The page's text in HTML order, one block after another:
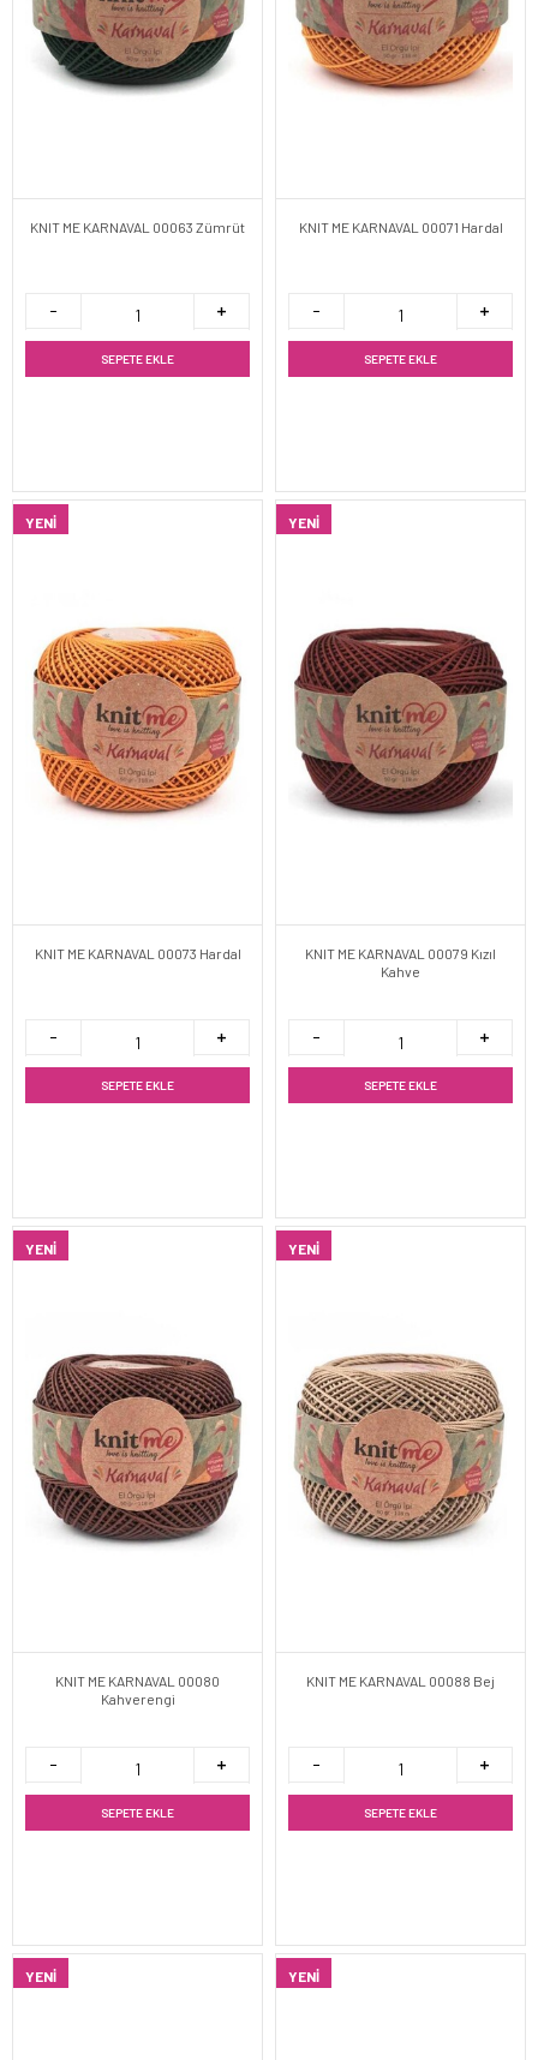
KNIT ME KARNAVAL 00063 Zümrüt
SEPETE EKLE
KNIT ME KARNAVAL 00071 Hardal
SEPETE EKLE
YENI
KNIT ME KARNAVAL 00073 Hardal
SEPETE EKLE
YENI
KNIT ME KARNAVAL 00079 Kızıl
Kahve
SEPETE EKLE
YENI
KNIT ME KARNAVAL 00080
Kahverengi
SEPETE EKLE
YENI
KNIT ME KARNAVAL 00088 Bej
SEPETE EKLE
YENI YENI